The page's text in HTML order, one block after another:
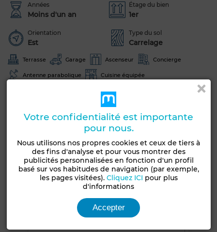
Années
Moins d'un an
Étage du bien
1er
Orientation
Est
Type du sol
Carrelage
Terrasse Garage Ascenseur Concierge
Antenne parabolique Cuisine équipée
Votre confidentialité est importante
pour nous.
Nous utilisons nos propres cookies et ceux de tiers à
des fins d'analyse et pour vous montrer des
publicités personnalisées en fonction d'un profil
basé sur vos habitudes de navigation (par exemple,
les pages visitées). Cliquez ICI pour plus
d'informations
Accepter